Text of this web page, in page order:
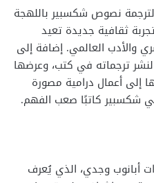
نصوص شكسبير باللهجة
ثقافية جديدة تعيد
والأدب العالمي. إضافة إلى
ترجماته في كتب، وعرضها
إلى أعمال درامية مصورة
شكسبير كاتبًا صعب الفهم.
أبانوب وجدي، الذي يُعرف